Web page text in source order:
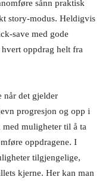
sånn praktisk
story-modus. Heldigvis
save med gode
oppdrag helt fra
det gjelder
progresjon og opp i
muligheter til å ta
oppdragene. I
tilgjengelige,
kjerne. Her kan man